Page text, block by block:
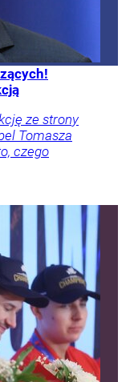
ze strony
Tomasza
czego